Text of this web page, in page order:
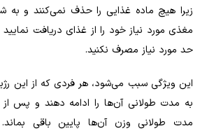
زیرا هیچ ماده غذایی را حذف نمی‌کنند و به
مغذی مورد نیاز خود را از غذای دریافت
حد مورد نیاز مصرف نکنید.
این ویژگی سبب می‌شود، هر فردی که از این
به مدت طولانی آن‌ها را ادامه دهند و پس از
مدت طولانی‌ وزن آن‌ها پایین باقی